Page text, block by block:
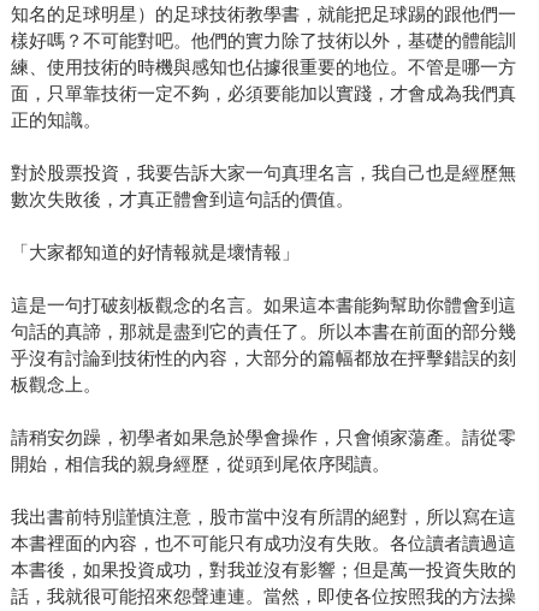
知名的足球明星）的足球技術教學書，就能把足球踢的跟他們一
樣好嗎？不可能對吧。他們的實力除了技術以外，基礎的體能訓
練、使用技術的時機與感知也佔據很重要的地位。不管是哪一方
面，只單靠技術一定不夠，必須要能加以實踐，才會成為我們真
正的知識。
對於股票投資，我要告訴大家一句真理名言，我自己也是經歷無
數次失敗後，才真正體會到這句話的價值。
「大家都知道的好情報就是壞情報」
這是一句打破刻板觀念的名言。如果這本書能夠幫助你體會到這
句話的真諦，那就是盡到它的責任了。所以本書在前面的部分幾
乎沒有討論到技術性的內容，大部分的篇幅都放在抨擊錯誤的刻
板觀念上。
請稍安勿躁，初學者如果急於學會操作，只會傾家蕩產。請從零
開始，相信我的親身經歷，從頭到尾依序閱讀。
我出書前特別謹慎注意，股市當中沒有所謂的絕對，所以寫在這
本書裡面的內容，也不可能只有成功沒有失敗。各位讀者讀過這
本書後，如果投資成功，對我並沒有影響；但是萬一投資失敗的
話，我就很可能招來怨聲連連。當然，即使各位按照我的方法操